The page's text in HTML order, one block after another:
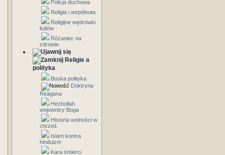
Policja duchowa
Religia i wspólnota
Religijne wędrówki
ludów
Różaniec na
zdrowie
Religie a
polityka
Boska polityka
Doktryna
Reagana
Hezbollah
wojownicy Boga
Historia wolności w
chrześ.
Islam kontra
hinduizm
Kara śmierci